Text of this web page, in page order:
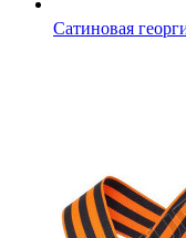
Сатиновая